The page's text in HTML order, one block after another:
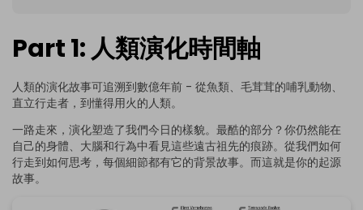
Part 1: 人類演化時間軸
人類的演化故事可追溯到數億年前 - 從魚類、毛茸茸的哺乳動物、
直立行走者，到懂得用火的人類。
一路走來，演化塑造了我們今日的樣貌。最酷的部分？你仍然能在
自己的身體、大腦和行為中看見這些遠古祖先的痕跡。從我們如何
行走到如何思考，每個細節都有它的背景故事。而這就是你的起源
故事。